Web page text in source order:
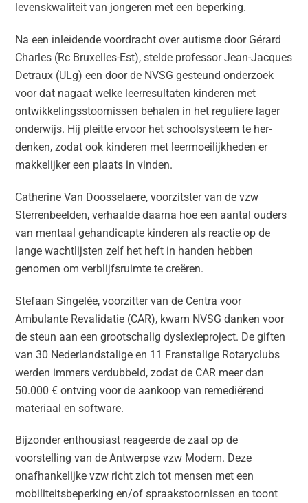
levenskwaliteit van jongeren met een beperking.
Na een inleidende voordracht over autisme door Gérard
Charles (Rc Bruxelles-Est), stelde professor Jean-Jacques
Detraux (ULg) een door de NVSG gesteund onderzoek
voor dat nagaat welke leerresultaten kinderen met
ontwikkelingsstoornissen behalen in het reguliere lager
onderwijs. Hij pleitte ervoor het schoolsysteem te her-
denken, zodat ook kinderen met leermoeilijkheden er
makkelijker een plaats in vinden.
Catherine Van Doosselaere, voorzitster van de vzw
Sterrenbeelden, verhaalde daarna hoe een aantal ouders
van mentaal gehandicapte kinderen als reactie op de
lange wachtlijsten zelf het heft in handen hebben
genomen om verblijfsruimte te creëren.
Stefaan Singelée, voorzitter van de Centra voor
Ambulante Revalidatie (CAR), kwam NVSG danken voor
de steun aan een grootschalig dyslexieproject. De giften
van 30 Nederlandstalige en 11 Franstalige Rotaryclubs
werden immers verdubbeld, zodat de CAR meer dan
50.000 € ontving voor de aankoop van remediërend
materiaal en software.
Bijzonder enthousiast reageerde de zaal op de
voorstelling van de Antwerpse vzw Modem. Deze
onafhankelijke vzw richt zich tot mensen met een
mobiliteitsbeperking en/of spraakstoornissen en toont